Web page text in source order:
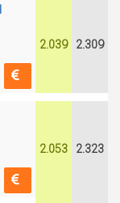
2.039 2.309
2.053 2.323